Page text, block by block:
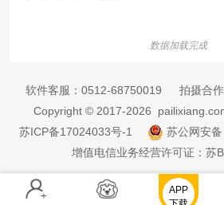
数据加载完成
软件客服： 0512-68750019 拍摄合作
Copyright © 2017-2026
苏ICP备17024033号-1
苏公网安
增值电信业务经营许可证：苏
APP